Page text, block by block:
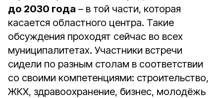
до 2030 года – в той части, которая
касается областного центра. Такие
обсуждения проходят сейчас во всех
муниципалитетах. Участники встречи
сидели по разным столам в соответствии
со своими компетенциями: строительство,
ЖКХ, здравоохранение, бизнес, молодёжь